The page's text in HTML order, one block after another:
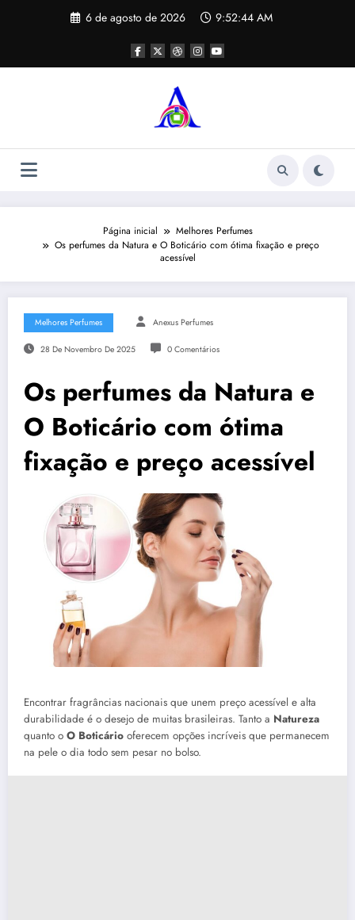
6 de agosto de 2026 9:52:45 AM
Página inicial
Melhores Perfumes
Os perfumes da Natura e O Boticário com ótima fixação e preço
acessível
Melhores Perfumes Anexus Perfumes
28 De Novembro De 2025 0 Comentários
Os perfumes da Natura e
O Boticário com ótima
fixação e preço acessível
Encontrar fragrâncias nacionais que unem preço acessível e alta
durabilidade é o desejo de muitas brasileiras. Tanto a Natureza
quanto o O Boticário oferecem opções incríveis que permanecem
na pele o dia todo sem pesar no bolso.